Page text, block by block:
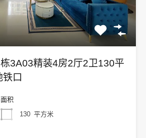
3A03精装4房2厅2卫130平
口
面积
130 平方米